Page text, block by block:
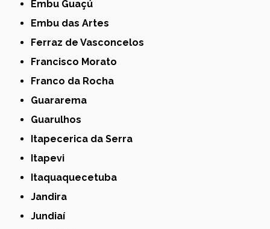
Embu Guaçú
Embu das Artes
Ferraz de Vasconcelos
Francisco Morato
Franco da Rocha
Guararema
Guarulhos
Itapecerica da Serra
Itapevi
Itaquaquecetuba
Jandira
Jundiaí